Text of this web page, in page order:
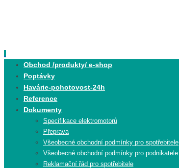
content
Obchod /produkty/ e-shop
Poptávky
Havárie-pohotovost-24h
Reference
Dokumenty
Specifikace elektromotorů
Přeprava
Všeobecné obchodní podmínky pro spotřebitele
Všeobecné obchodní podmínky pro podnikatele
Reklamační řád pro spotřebitele